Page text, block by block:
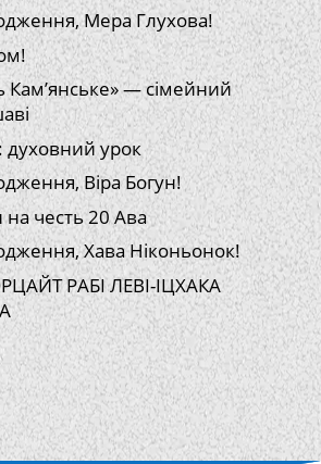
Мера Глухова!
Кам’янське» — сімейний
духовний урок
Віра Богун!
честь 20 Ава
Хава Ніконьонок!
РАБІ ЛЕВІ-ІЦХАКА